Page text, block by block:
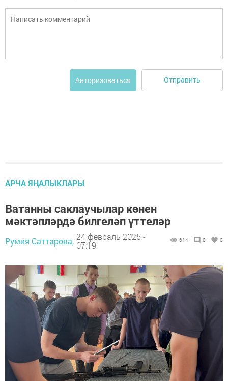
Авторизоваться Отправить
АРЧА ЯҢАЛЫКЛАРЫ
Ватанны саклаучылар көнен
мәктәпләрдә билгеләп үттеләр
Румия Саттарова, 24 февраль 2025 -
07:19
614 0 0